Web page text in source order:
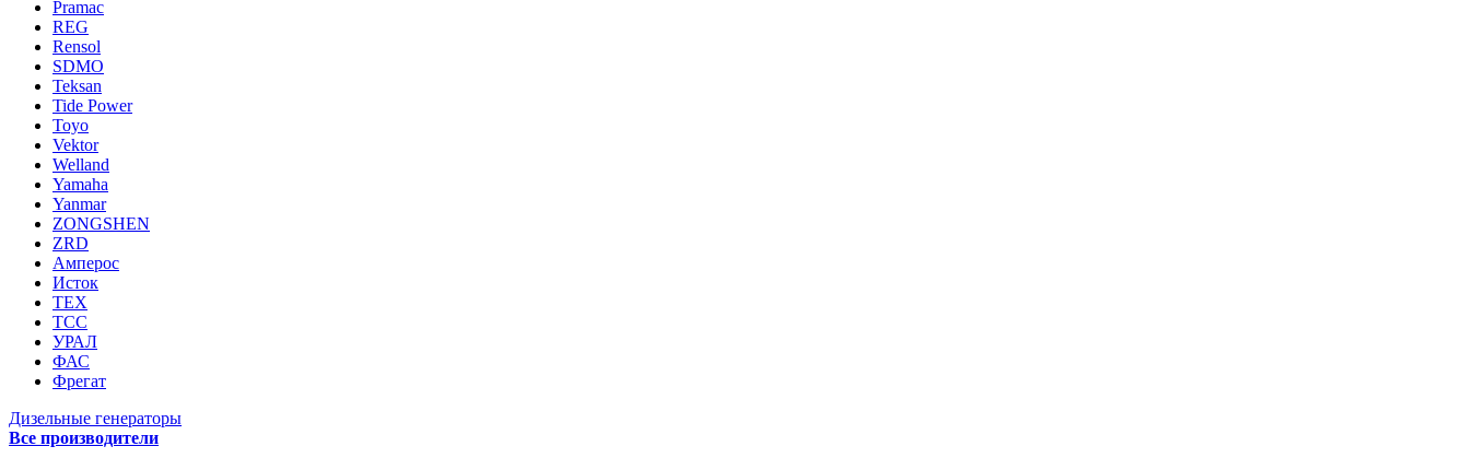
Pramac
REG
Rensol
SDMO
Teksan
Tide Power
Toyo
Vektor
Welland
Yamaha
Yanmar
ZONGSHEN
ZRD
Амперос
Исток
ТЕХ
ТСС
УРАЛ
ФАС
Фрегат
Дизельные генераторы
Все производители